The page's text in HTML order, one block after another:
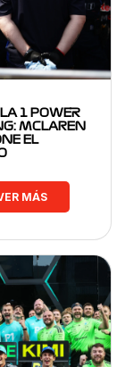
1 POWER
MCLAREN
EL
MÁS